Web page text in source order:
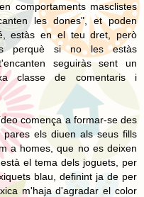
comportaments masclistes
les dones", et poden
estàs en el teu dret, però
perquè si no les estàs
seguiràs sent un
classe de comentaris i
comença a formar-se des
els diuen als seus fills
a homes, que no es deixen
el tema dels joguets, per
blau, definint ja de per
m'haja d'agradar el color